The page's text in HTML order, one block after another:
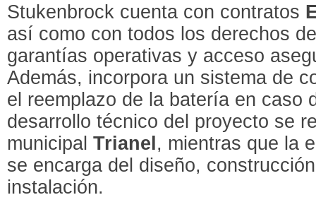
Stukenbrock cuenta con contratos
así como con todos los derechos
garantías operativas y acceso
Además, incorpora un sistema de
el reemplazo de la batería en caso
desarrollo técnico del proyecto se
municipalTrianel, mientras que la
se encarga del diseño,
instalación.